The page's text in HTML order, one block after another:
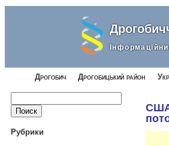
Дрогобич Дрогобицький район
Найти:
Рубрики
США